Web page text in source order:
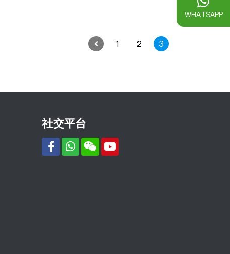
1 2 3
社交平台
WHATSAPP